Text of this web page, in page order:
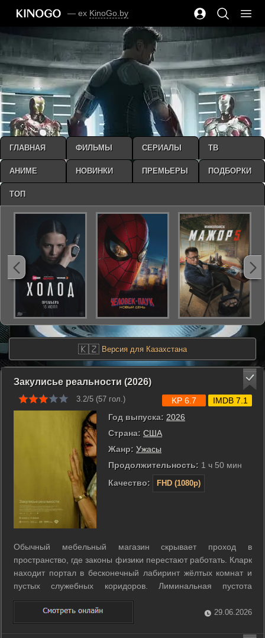
— ex KinoGo.by
🇰🇿 Версия для Казахстана
Закулисье реальности (2026)
3.2/5 (57 гол.)
Год выпуска: 2026
Страна: США
Жанр: Ужасы
Продолжительность: 1 ч 50 мин
Качество:
FHD (1080p)
KP 6.7 IMDB 7.1
Обычный мебельный магазин скрывает проход в
пространство, где законы физики перестают работать. Кларк
находит портал в бесконечный лабиринт жёлтых комнат и
пустых служебных коридоров. Лиминальная пустота
постепенно поглощает его разум и превращается в
персональную ловушку. После исчезновения продавца в это
измерение отправляется психотерапевт ...
29.06.2026
ГЛАВНАЯ ФИЛЬМЫ СЕРИАЛЫ ТВ
АНИМЕ НОВИНКИ ПРЕМЬЕРЫ ПОДБОРКИ
ТОП